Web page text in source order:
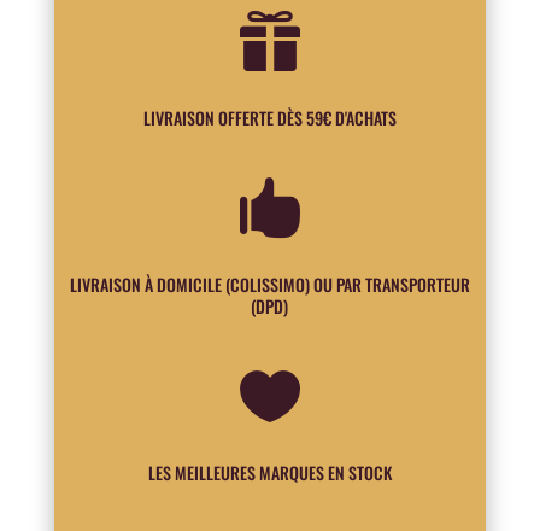

LIVRAISON OFFERTE DÈS 59€ D'ACHATS

LIVRAISON À DOMICILE (COLISSIMO) OU PAR TRANSPORTEUR
(DPD)

LES MEILLEURES MARQUES EN STOCK